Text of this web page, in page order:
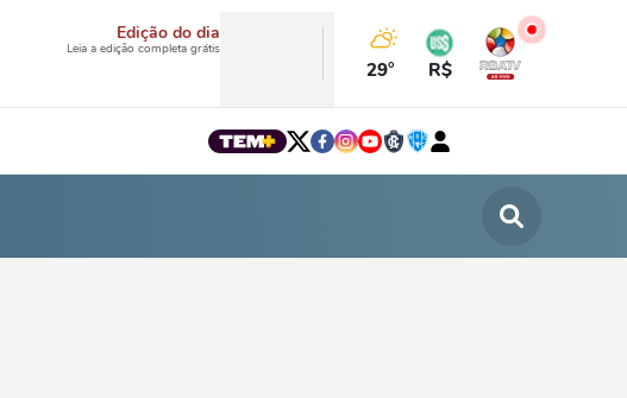
Edição do dia
Leia a edição completa grátis
29° R$